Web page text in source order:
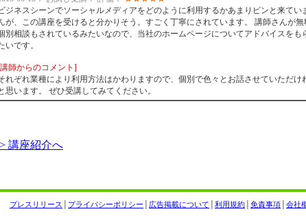
ジネスシーンでソーシャルメディアをどのように利用するかあまりピンと来てい
が、この講座を受けると分かりそう。すごく丁寧にされています。 講師さんが無
別相談もされているみたいなので、当社のホームページについてアドバイスをも
いです。
師からのコメント]
れぞれ業種により利用方法はかわりますので、個別で色々とお話させていただけ
思います。 ぜひ受講してみてください。
講座紹介へ
会社
免責事項
利用規約
広告掲載について
プライバシーポリシー
プレスリリース